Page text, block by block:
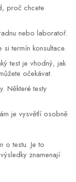
proč chcete
nebo laboratoř.
si termín konsultace.
test je vhodný, jak
očekávat.
Některé testy
je vysvětlí osobně
o testu. Je to
znamenají